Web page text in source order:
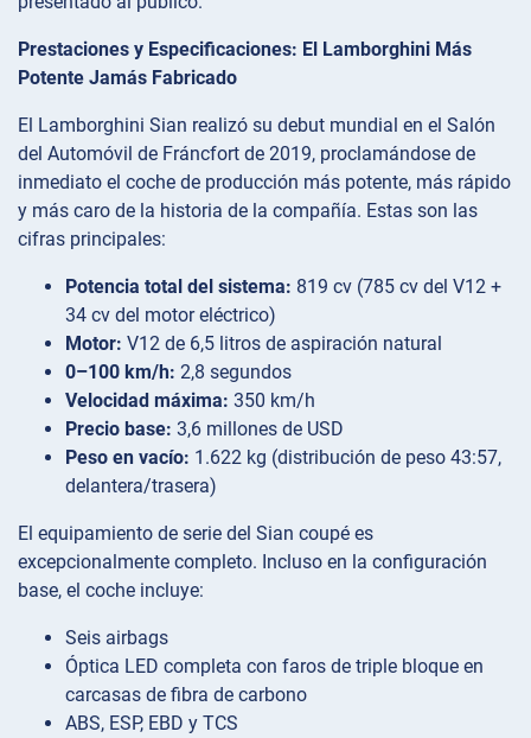
Prestaciones y Especificaciones: El Lamborghini Más
Potente Jamás Fabricado
El Lamborghini Sian realizó su debut mundial en el Salón
del Automóvil de Fráncfort de 2019, proclamándose de
inmediato el coche de producción más potente, más rápido
y más caro de la historia de la compañía. Estas son las
cifras principales:
Potencia total del sistema: 819 cv (785 cv del V12 +
34 cv del motor eléctrico)
Motor: V12 de 6,5 litros de aspiración natural
0–100 km/h: 2,8 segundos
Velocidad máxima: 350 km/h
Precio base: 3,6 millones de USD
Peso en vacío: 1.622 kg (distribución de peso 43:57,
delantera/trasera)
El equipamiento de serie del Sian coupé es
excepcionalmente completo. Incluso en la configuración
base, el coche incluye:
Seis airbags
Óptica LED completa con faros de triple bloque en
carcasas de fibra de carbono
ABS, ESP, EBD y TCS